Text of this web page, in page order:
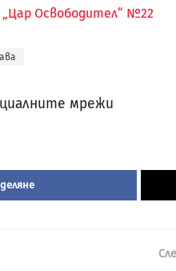
„Цар Освободител“ №22
мрежи